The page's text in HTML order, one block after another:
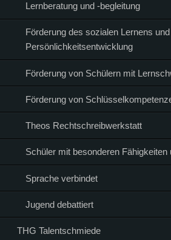
Lernberatung und -begleitung
Förderung des sozialen Lernens
Persönlichkeitsentwicklung
Förderung von Schülern mit
Förderung von
Theos Rechtschreibwerkstatt
Schüler mit besonderen Fähigkeiten
Sprache verbindet
Jugend debattiert
THG Talentschmiede